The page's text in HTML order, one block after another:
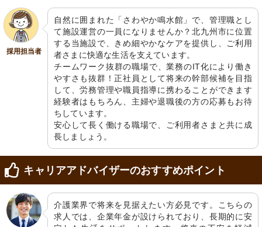
エレベーター
自動のドアで手間いらず、居室の安全
と利便性を重視した設計です。
洗面台
日々のサポートに欠かせません。
採用担当者
自然に囲まれた「さわやか鳴水館」で、管理職とし
て施設運営の一員になりませんか？北九州市に位置
する当施設で、きめ細やかなケアを提供し、ご利用
者さまに快適な生活を支えています。
チームワーク抜群の職場で、業務のIT化により働き
やすさも抜群！正社員として将来の幹部候補を目指
して、労務管理や職員指導に携わることができます
経験者はもちろん、主婦や退職後の方の応募もお待
ちしています。
安心して長く働ける職場で、ご利用者さまと共に成
長しましょう。
キャリアアドバイザーのおすすめポイント
介護業界で将来を見据えたい方必見です。こちらの
求人では、企業年金が設けられており、長期的に安